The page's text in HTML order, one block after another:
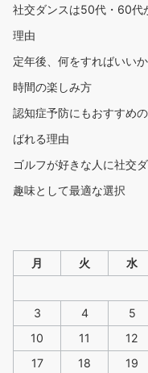
社交ダンスは50代・60代
理由
定年後、何をすればいい
時間の楽しみ方
認知症予防にもおすすめ
ばれる理由
ゴルフが好きな人に社交
趣味として最適な選択
月 火 水
3
4 5
10
11 12
17
18 19